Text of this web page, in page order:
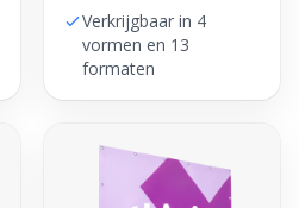
Verkrijgbaar in 4
vormen en 13
formaten